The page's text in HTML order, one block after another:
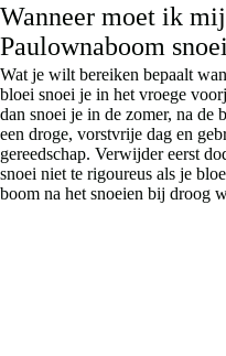
Wanneer moet ik
Paulownaboom
Wat je wilt bereiken bepaalt
bloei snoei je in het vroege
dan snoei je in de zomer, na
een droge, vorstvrije dag en
gereedschap. Verwijder eerst
snoei niet te rigoureus als je
boom na het snoeien bij droog